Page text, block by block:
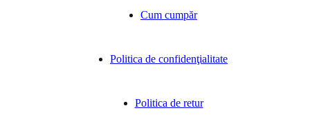
Cum cumpăr
Politica de confidenţialitate
Politica de retur